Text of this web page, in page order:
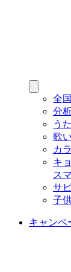
全
分
う
歌
カ
キ
ス
サ
子
キャンペ